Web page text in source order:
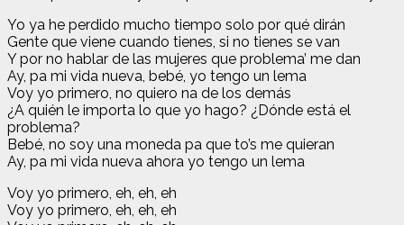
Yo ya he perdido mucho tiempo solo por qué dirán
Gente que viene cuando tienes, si no tienes se van
Y por no hablar de las mujeres que problema’ me dan
Ay, pa mi vida nueva, bebé, yo tengo un lema
Voy yo primero, no quiero na de los demás
¿A quién le importa lo que yo hago? ¿Dónde está el
problema?
Bebé, no soy una moneda pa que to’s me quieran
Ay, pa mi vida nueva ahora yo tengo un lema
Voy yo primero, eh, eh, eh
Voy yo primero, eh, eh, eh